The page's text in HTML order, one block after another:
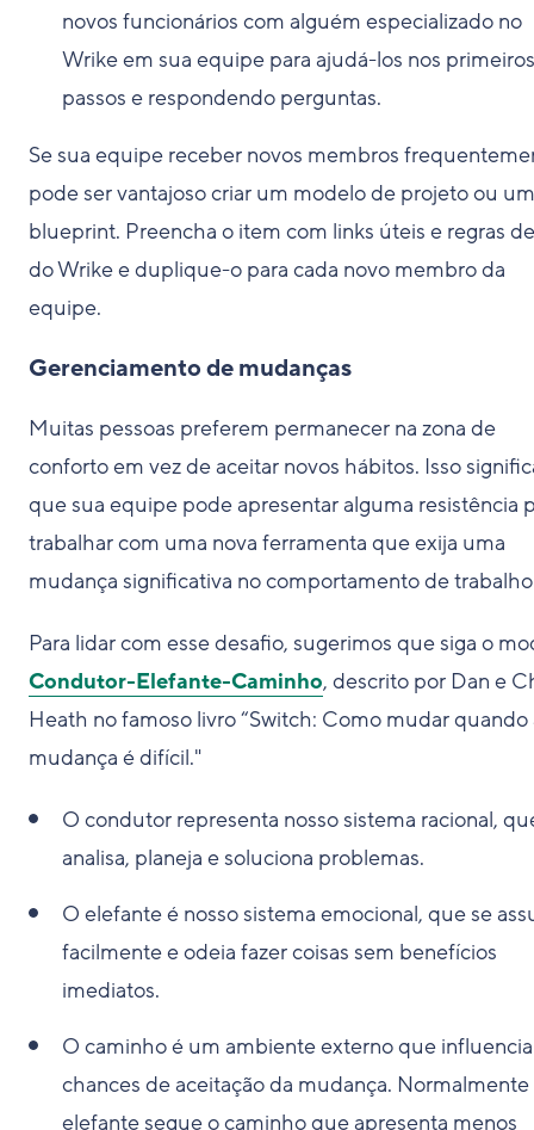
novos funcionários com alguém especializado no
Wrike em sua equipe para ajudá-los nos primeiros
passos e respondendo perguntas.
Se sua equipe receber novos membros
pode ser vantajoso criar um modelo de projeto ou um
blueprint. Preencha o item com links úteis e regras
do Wrike e duplique-o para cada novo membro da
equipe.
Gerenciamento de mudanças
Muitas pessoas preferem permanecer na zona de
conforto em vez de aceitar novos hábitos. Isso
que sua equipe pode apresentar alguma resistência
trabalhar com uma nova ferramenta que exija uma
mudança significativa no comportamento de
Para lidar com esse desafio, sugerimos que siga o
Condutor-Elefante-Caminho, descrito por Dan e
Heath no famoso livro “Switch: Como mudar quando
mudança é difícil."
O condutor representa nosso sistema racional,
analisa, planeja e soluciona problemas.
O elefante é nosso sistema emocional, que se
facilmente e odeia fazer coisas sem benefícios
imediatos.
O caminho é um ambiente externo que
chances de aceitação da mudança. Normalmente
elefante segue o caminho que apresenta menos